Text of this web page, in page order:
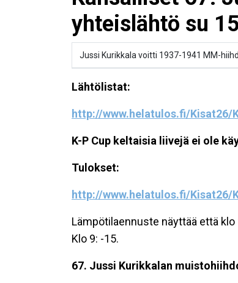
yhteislähtö su
Jussi Kurikkala voitti 1937-1941 MM-
Lähtölistat:
http://www.helatulos.fi/Kisat26/
K-P Cup keltaisia liivejä ei ole
Tulokset:
http://www.helatulos.fi/Kisat26/
Lämpötilaennuste näyttää että
Klo 9: -15.
67. Jussi Kurikkalan